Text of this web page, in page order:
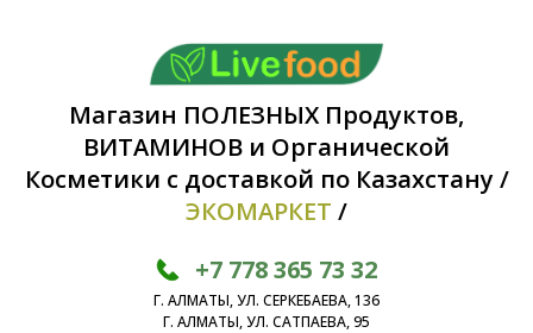
Магазин ПОЛЕЗНЫХ Продуктов,
ВИТАМИНОВ и Органической
Косметики с доставкой по Казахстану /
ЭКОМАРКЕТ /
+7 778 365 73 32
Г. АЛМАТЫ, УЛ. СЕРКЕБАЕВА, 136
Г. АЛМАТЫ, УЛ. САТПАЕВА, 95